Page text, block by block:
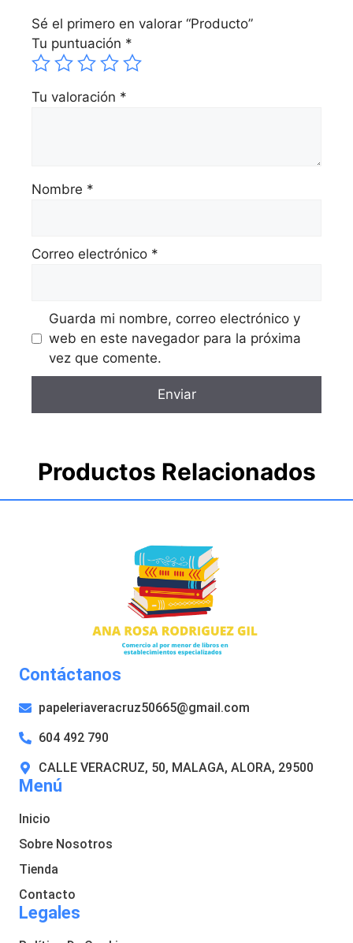
Sé el primero en valorar “Producto”
Tu puntuación *
Tu valoración *
Nombre *
Correo electrónico *
Guarda mi nombre, correo electrónico y
web en este navegador para la próxima
vez que comente.
Productos Relacionados
Menú
Inicio
Sobre Nosotros
Tienda
Contacto
Legales
Contáctanos
papeleriaveracruz50665@gmail.com
604 492 790
CALLE VERACRUZ, 50, MALAGA, ALORA, 29500